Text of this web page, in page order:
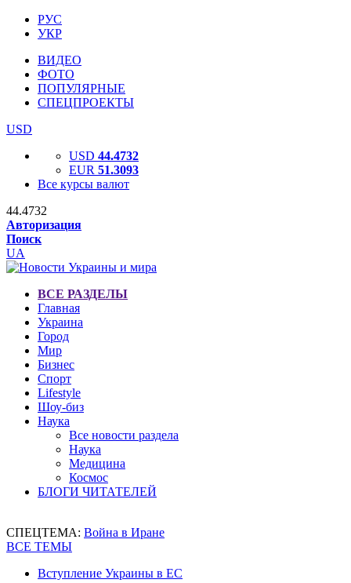
РУС
УКР
ВИДЕО
ФОТО
ПОПУЛЯРНЫЕ
СПЕЦПРОЕКТЫ
USD
USD 44.4732
EUR 51.3093
Все курсы валют
44.4732
Авторизация
Поиск
UA
ВСЕ РАЗДЕЛЫ
Главная
Украина
Город
Мир
Бизнес
Спорт
Lifestyle
Шоу-биз
Наука
Все новости раздела
Наука
Медицина
Космос
БЛОГИ ЧИТАТЕЛЕЙ
СПЕЦТЕМА: Война в Иране
ВСЕ ТЕМЫ
Вступление Украины в ЕС